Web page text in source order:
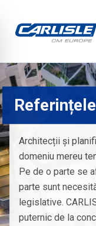
Architecții și
domeniu mereu
Pe de o parte se
parte sunt
legislative.
puternic de la